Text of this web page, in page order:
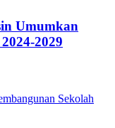
Umumkan
2029